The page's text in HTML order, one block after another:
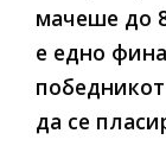
мачеше до
е едно
да се